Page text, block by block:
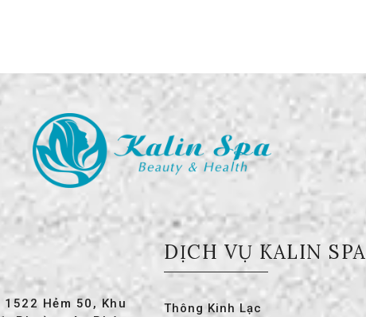
1522 Hẻm 50, Khu
DỊCH VỤ KALIN SPA
Thông Kinh Lạc